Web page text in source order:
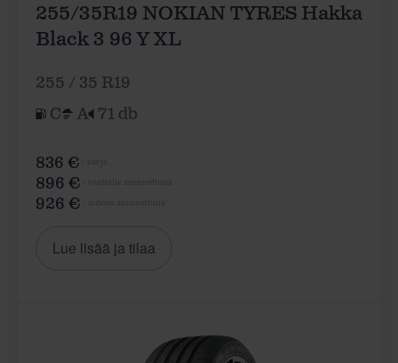
255/35R19 NOKIAN TYRES Hakka
Black 3 96 Y XL
255 / 35 R19
C
A 71 db
836 €
896 €
926 €
Lue lisää ja tilaa